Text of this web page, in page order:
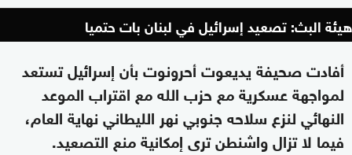
هيئة البث: تصعيد إسرائيل في لبنان بات حتميا
أفادت صحيفة يديعوت أحرونوت بأن إسرائيل تستعد
لمواجهة عسكرية مع حزب الله مع اقتراب الموعد
النهائي لنزع سلاحه جنوبي نهر الليطاني نهاية العام،
فيما لا تزال واشنطن ترى إمكانية منع التصعيد.